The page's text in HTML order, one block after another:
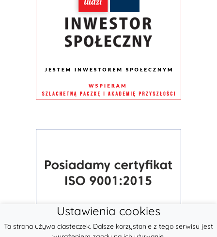
Ustawienia cookies
Ta strona używa ciasteczek. Dalsze korzystanie z tego serwisu jest